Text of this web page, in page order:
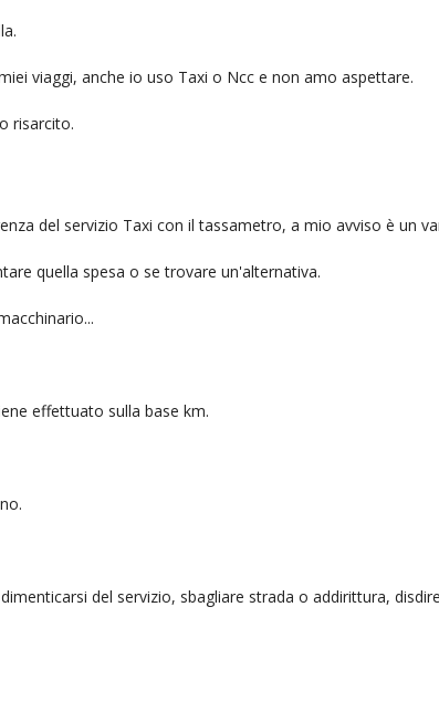
viaggi, anche io uso Taxi o Ncc e non amo aspettare.
risarcito.
del servizio Taxi con il tassametro, a mio avviso è un
quella spesa o se trovare un'alternativa.
effettuato sulla base km.
del servizio, sbagliare strada o addirittura, disdire